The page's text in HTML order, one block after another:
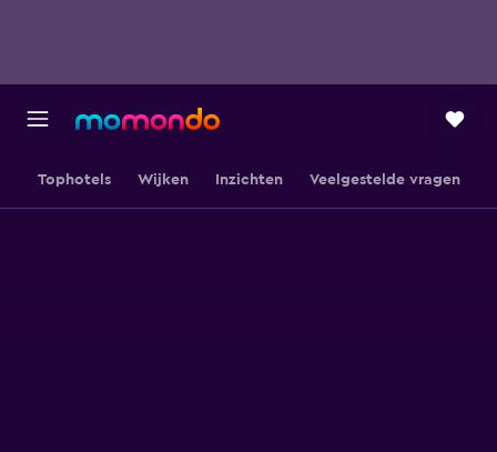
Tophotels Wijken Inzichten Veelgestelde vragen